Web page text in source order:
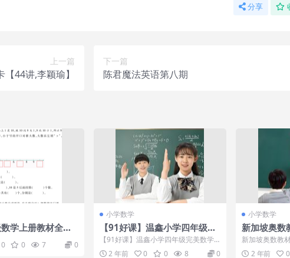
分享
上一篇
【44讲,李颖瑜】
下一篇
陈君魔法英语第八期
学上册教材全解
0 0 7 0
小学数学
【91好课】温鑫小学四年级完
美数学超常班
【91好课】温鑫小学四年级完美数学
超常班 课程目录(资源合计3.97GB)[完
2 年前 0 0 8 0
小学数学
新加坡奥数
lympiad 电
新加坡奥数教
电子版PDF 新
2 年前 0